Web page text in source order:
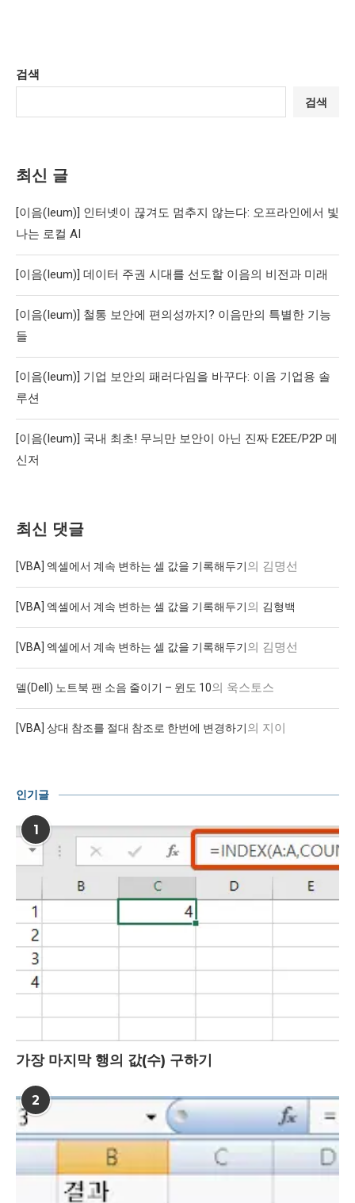
검색
검색
최신 글
[이음(Ieum)] 인터넷이 끊겨도 멈추지 않는다: 오프라인에서 빛
나는 로컬 AI
[이음(Ieum)] 데이터 주권 시대를 선도할 이음의 비전과 미래
[이음(Ieum)] 철통 보안에 편의성까지? 이음만의 특별한 기능
들
[이음(Ieum)] 기업 보안의 패러다임을 바꾸다: 이음 기업용 솔
루션
[이음(Ieum)] 국내 최초! 무늬만 보안이 아닌 진짜 E2EE/P2P 메
신저
최신 댓글
[VBA] 엑셀에서 계속 변하는 셀 값을 기록해두기의 김명선
[VBA] 엑셀에서 계속 변하는 셀 값을 기록해두기의 김형백
[VBA] 엑셀에서 계속 변하는 셀 값을 기록해두기의 김명선
델(Dell) 노트북 팬 소음 줄이기 – 윈도 10의 욱스토스
[VBA] 상대 참조를 절대 참조로 한번에 변경하기의 지이
인기글
1
가장 마지막 행의 값(수) 구하기
2